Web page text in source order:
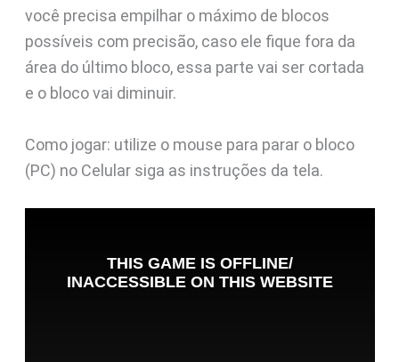
você precisa empilhar o máximo de blocos
possíveis com precisão, caso ele fique fora da
área do último bloco, essa parte vai ser cortada
e o bloco vai diminuir.
Como jogar: utilize o mouse para parar o bloco
(PC) no Celular siga as instruções da tela.